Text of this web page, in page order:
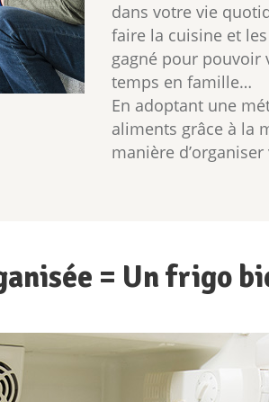
dans votre vie
faire la cuisine et
gagné pour pouvoir
temps en famille…
En adoptant une
aliments grâce à la
manière
= Un frigo